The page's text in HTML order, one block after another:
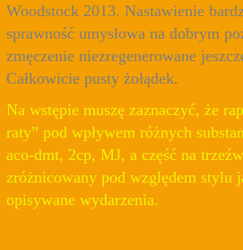
Woodstock 2013. Nastawienie
sprawność umysłowa na dobrym
zmęczenie niezregenerowane
Całkowicie pusty żołądek.
Na wstępie muszę zaznaczyć, że
raty” pod wpływem różnych
aco-dmt, 2cp, MJ, a część na
zróżnicowany pod względem stylu
opisywane wydarzenia.